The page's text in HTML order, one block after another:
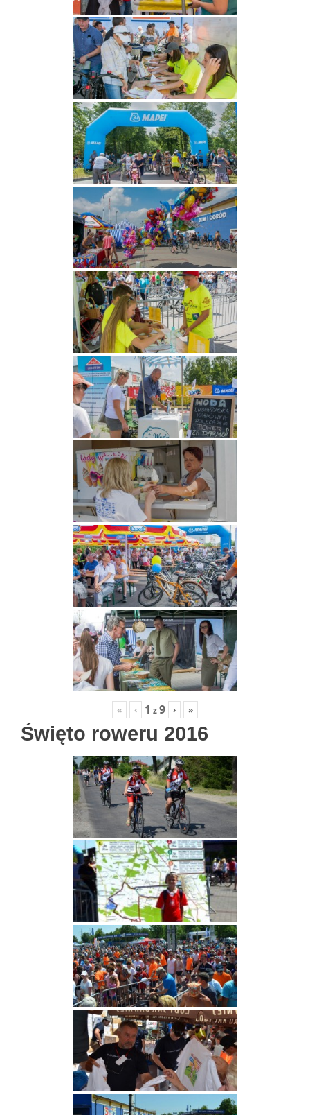
« ‹ 1 z9 › »
Święto roweru 2016